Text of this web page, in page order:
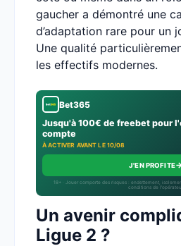
gaucher a démontré une
d’adaptation rare pour un
Une qualité
les effectifs modernes.
Bet365
Jusqu'à 100€ de freebet pour
compte
À ACTIVER AVANT LE 10/08
J'EN PROFITE
18+ · Jouer comporte des risques : endettement,
conditions de
Un avenir
Ligue 2 ?